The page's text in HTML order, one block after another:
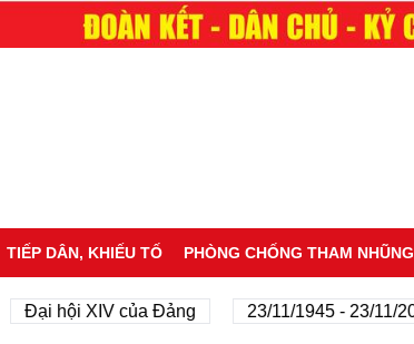
TIẾP DÂN, KHIẾU TỐ PHÒNG CHỐNG THAM NHŨNG
Đại hội XIV của Đảng 23/11/1945 - 23/11/2025